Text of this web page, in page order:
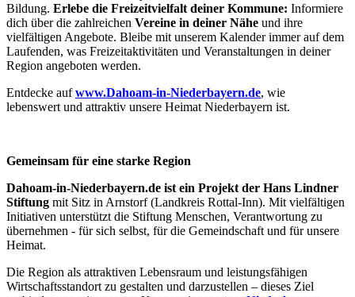
Bildung. Erlebe die Freizeitvielfalt deiner Kommune: Informiere
dich über die zahlreichen Vereine in deiner Nähe und ihre
vielfältigen Angebote. Bleibe mit unserem Kalender immer auf dem
Laufenden, was Freizeitaktivitäten und Veranstaltungen in deiner
Region angeboten werden.
​Entdecke aufwww.Dahoam-in-Niederbayern.de, wie
lebenswert und attraktiv unsere Heimat Niederbayern ist.
Gemeinsam für eine starke Region
Dahoam-in-Niederbayern.de ist ein Projekt der Hans Lindner
Stiftung mit Sitz in Arnstorf (Landkreis Rottal-Inn). Mit vielfältigen
Initiativen unterstützt die Stiftung Menschen, Verantwortung zu
übernehmen - für sich selbst, für die Gemeindschaft und für unsere
Heimat.
Die Region als attraktiven Lebensraum und leistungsfähigen
Wirtschaftsstandort zu gestalten und darzustellen – dieses Ziel